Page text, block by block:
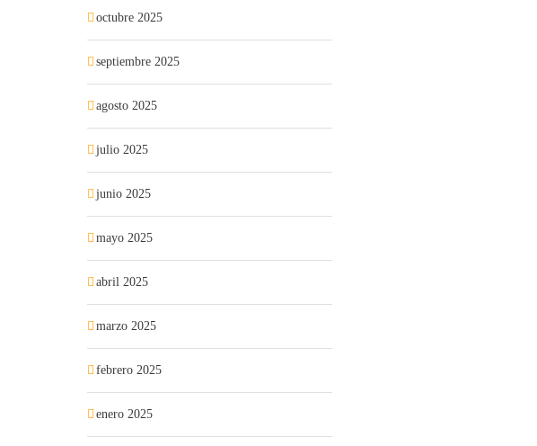
octubre 2025
septiembre 2025
agosto 2025
julio 2025
junio 2025
mayo 2025
abril 2025
marzo 2025
febrero 2025
enero 2025